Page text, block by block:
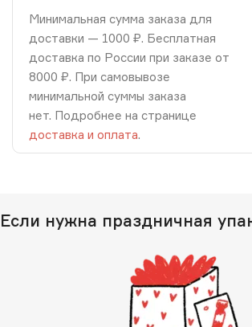
Минимальная сумма заказа для
доставки — 1000 ₽. Бесплатная
доставка по России при заказе от
8000 ₽. При самовывозе
минимальной суммы заказа
нет. Подробнее на странице
доставка и оплата.
Если нужна праздничная